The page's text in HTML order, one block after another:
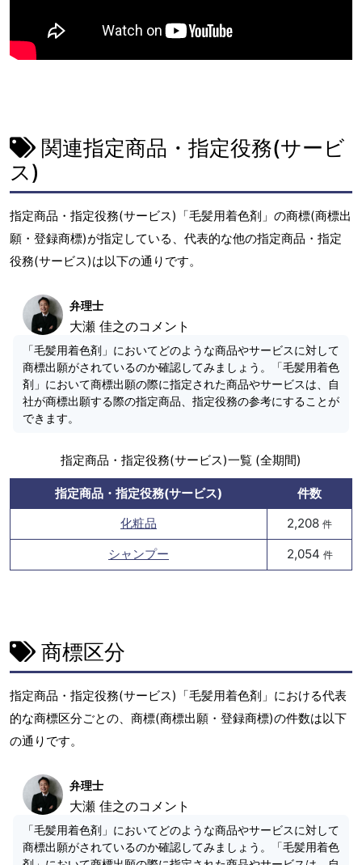
関連指定商品・指定役務(サービ
ス)
指定商品・指定役務(サービス)「毛髪用着色剤」の商標(商標出
願・登録商標)が指定している、代表的な他の指定商品・指定
役務(サービス)は以下の通りです。
弁理士
大瀬 佳之のコメント
「毛髪用着色剤」においてどのような商品やサービスに対して
商標出願がされているのか確認してみましょう。「毛髪用着色
剤」において商標出願の際に指定された商品やサービスは、自
社が商標出願する際の指定商品、指定役務の参考にすることが
できます。
指定商品・指定役務(サービス)一覧 (全期間)
指定商品・指定役務(サービス)
件数
化粧品
2,208 件
シャンプー 2,054 件
商標区分
指定商品・指定役務(サービス)「毛髪用着色剤」における代表
的な商標区分ごとの、商標(商標出願・登録商標)の件数は以下
の通りです。
弁理士
大瀬 佳之のコメント
「毛髪用着色剤」においてどのような商品やサービスに対して
商標出願がされているのか確認してみましょう。「毛髪用着色